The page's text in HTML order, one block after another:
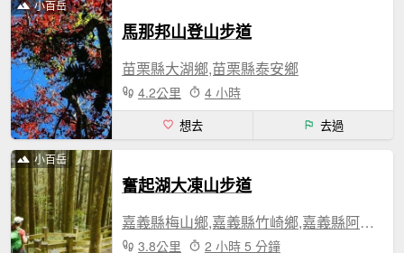
小百岳
馬那邦山登山步道
苗栗縣大湖鄉,苗栗縣泰安鄉
4.2公里 4 小時
想去 去過
小百岳
奮起湖大凍山步道
嘉義縣梅山鄉,嘉義縣竹崎鄉,嘉義縣阿里山鄉
3.8公里 2 小時 5 分鐘